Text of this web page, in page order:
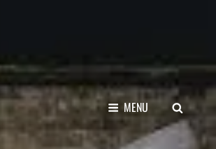
MENU SEARCH